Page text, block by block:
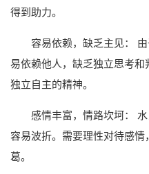
得到助力。
容易依赖，缺乏主见：
易依赖他人，缺乏独立思考
独立自主的精神。
感情丰富，情路坎坷：
容易波折。需要理性对待感
葛。